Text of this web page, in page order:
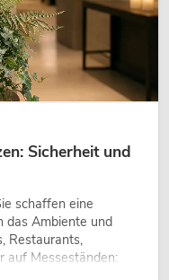
Sicherheit und
schaffen eine
das Ambiente und
Restaurants,
auf Messeständen:
längst zum